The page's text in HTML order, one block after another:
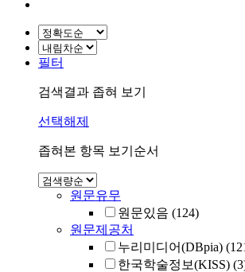
필터
검색결과 좁혀 보기
선택해제
좁혀본 항목 보기순서
원문유무
원문있음 (124)
원문제공처
누리미디어(DBpia)
한국학술정보(KISS)